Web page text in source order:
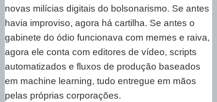
novas milícias digitais do bolsonarismo. Se antes
havia improviso, agora há cartilha. Se antes o
gabinete do ódio funcionava com memes e raiva,
agora ele conta com editores de vídeo, scripts
automatizados e fluxos de produção baseados
em machine learning, tudo entregue em mãos
pelas próprias corporações.